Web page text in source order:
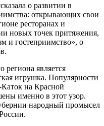
о развитии в
открывающих свои
ресторанах и
новых точек притяжения,
и гостеприимство», о
является
игрушка. Популярности
на Красной
именно в этот узор.
народный промысел